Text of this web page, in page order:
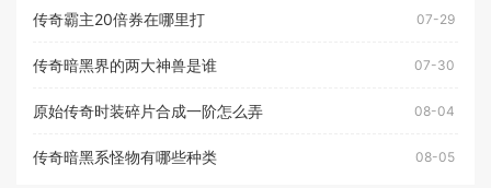
传奇霸主20倍券在哪里打 07-29
传奇暗黑界的两大神兽是谁 07-30
原始传奇时装碎片合成一阶怎么弄 08-04
传奇暗黑系怪物有哪些种类 08-05